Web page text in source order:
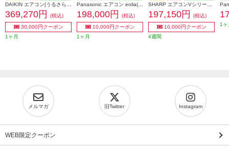
369,270円
(税込)
30,000円クーポン
1ヶ月
198,000円
(税込)
10,000円クーポン
1ヶ月
197,150円
(税込)
10,000円クーポン
4週間
1ヶ
メルマガ 旧Twitter Instagram
WEB限定クーポン